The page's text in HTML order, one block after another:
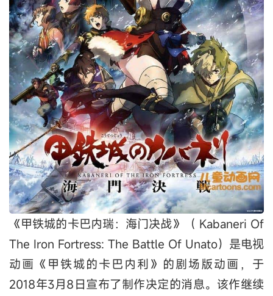
《甲铁城的卡巴内瑞：海门决战》（ Kabaneri Of
The Iron Fortress: The Battle Of Unato）是电视
动画《甲铁城的卡巴内利》的剧场版动画，于
2018年3月8日宣布了制作决定的消息。该作继续